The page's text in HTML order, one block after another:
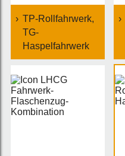
TP-Rollfahrwerk,
TG-
Haspelfahrwerk